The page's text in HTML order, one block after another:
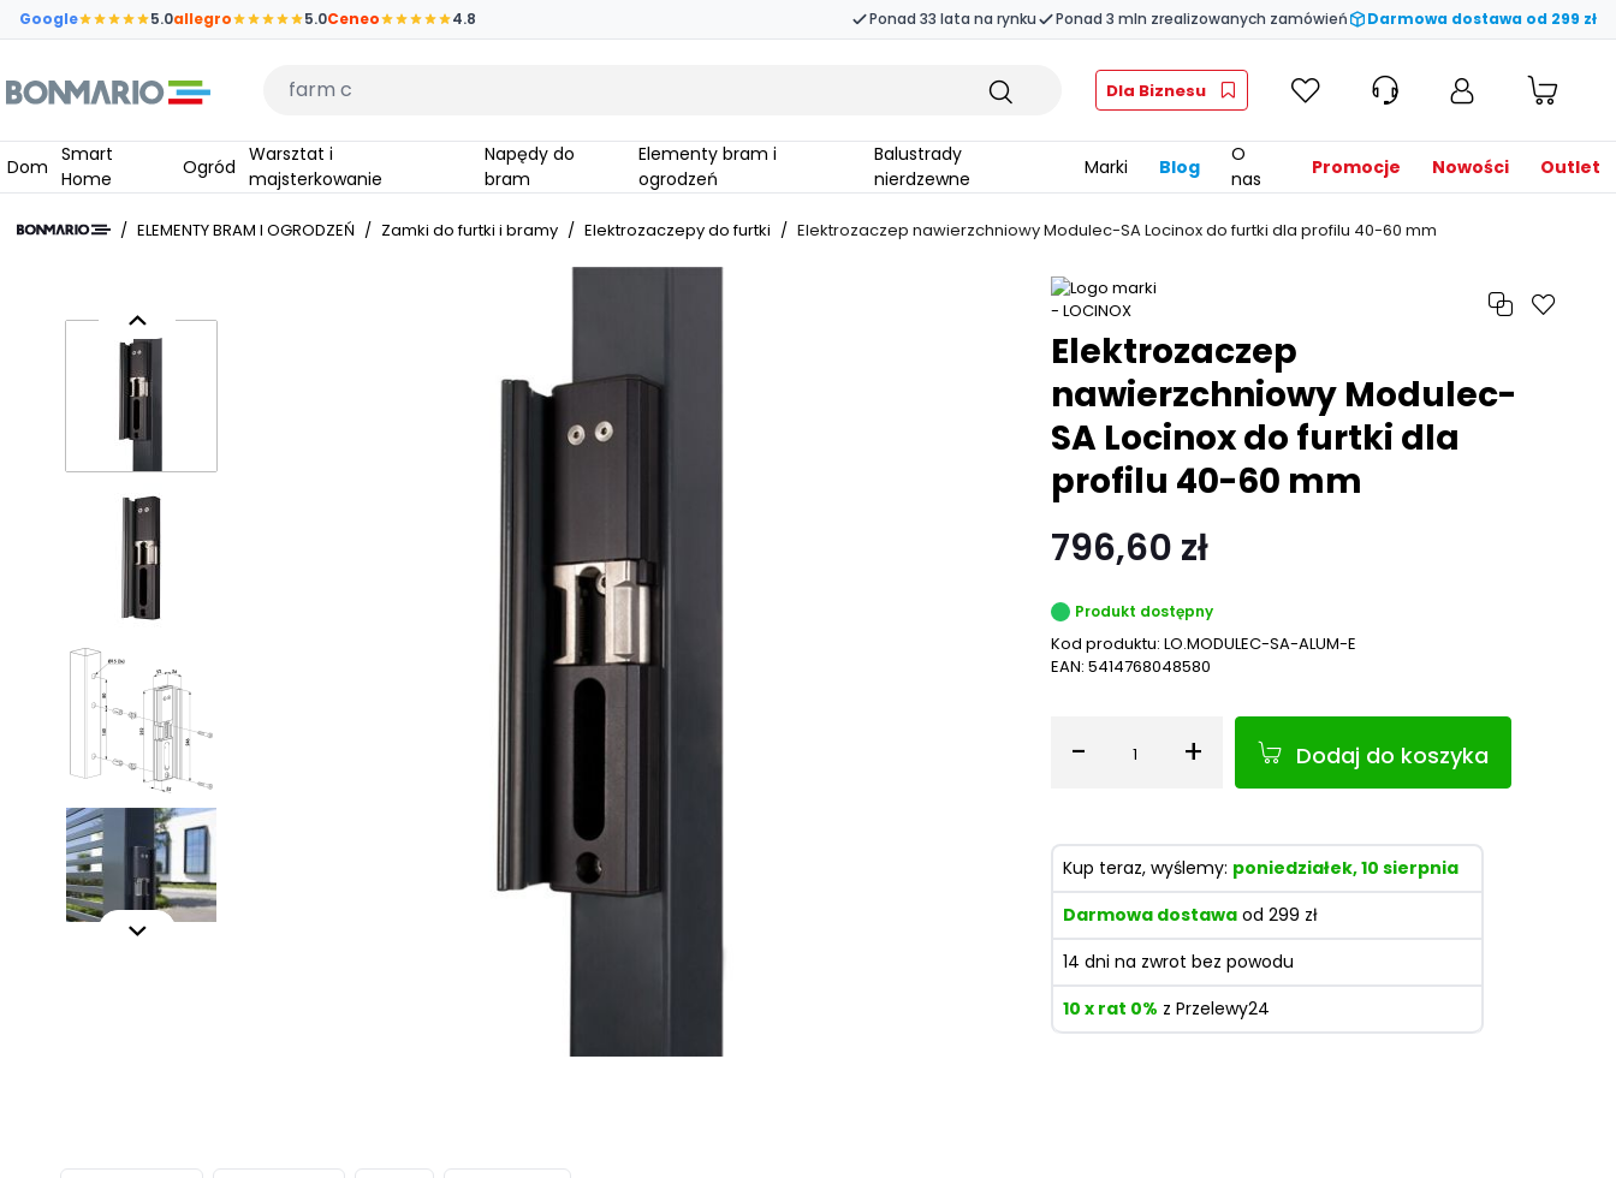
Przejdź do głównej zawartości strony
Google 5.0allegro 5.0Ceneo 4.8 Ponad 33 lata na rynku Ponad 3 mln zrealizowanych zamówień Darmowa dostawa od 299 zł
Wpisz czego szukasz Dla Biznesu
Dom
Smart
Home
Ogród
Warsztat i
majsterkowanie
Napędy do
bram
Elementy bram i
ogrodzeń
Balustrady
nierdzewne
Marki Blog
O
nas
Promocje Nowości Outlet
/ ELEMENTY BRAM I OGRODZEŃ / Zamki do furtki i bramy / Elektrozaczepy do furtki / Elektrozaczep nawierzchniowy Modulec-SA Locinox do furtki dla profilu 40-60 mm
Elektrozaczep
nawierzchniowy Modulec-
SA Locinox do furtki dla
profilu 40-60 mm
796,60 zł
Produkt dostępny
Kod produktu: LO.MODULEC-SA-ALUM-E
EAN: 5414768048580
- Ilość + Dodaj do koszyka
Kup teraz, wyślemy: poniedziałek, 10 sierpnia
Darmowa dostawa od 299 zł
14 dni na zwrot bez powodu
10 x rat 0% z Przelewy24